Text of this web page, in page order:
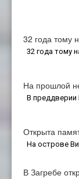
32 года тому
32 года тому
На прошлой
В преддверии
Открыта
На острове
В Загребе